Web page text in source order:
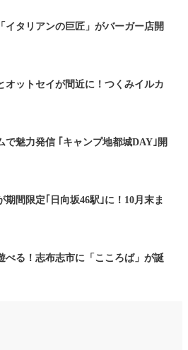
イタリアンの巨匠」がバーガー店開
オットセイが間近に！つくみイルカ
で魅力発信 ｢キャンプ地都城DAY｣開
期間限定｢日向坂46駅｣に！10月末ま
べる！志布志市に「こころば」が誕